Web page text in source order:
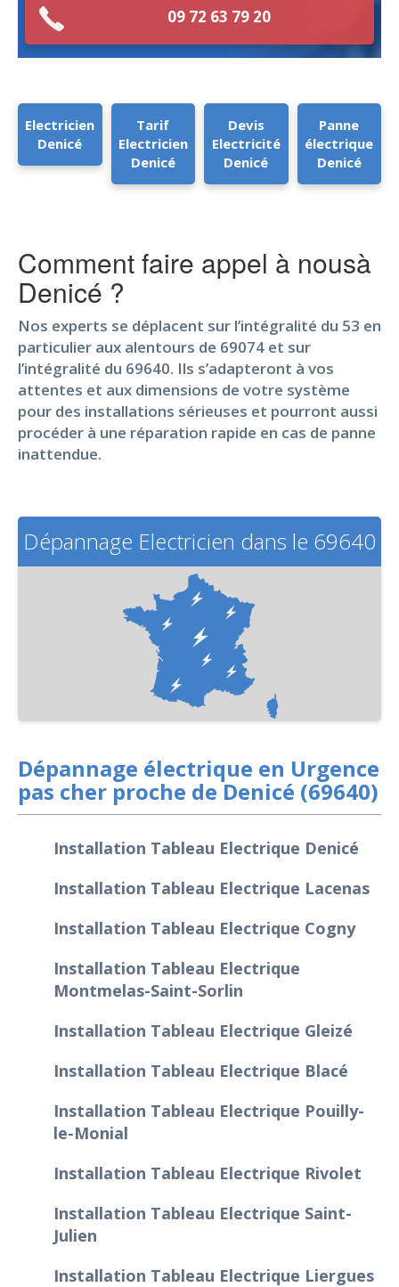
09 72 63 79 20
Electricien
Denicé
Tarif
Electricien
Denicé
Devis
Electricité
Denicé
Panne
électrique
Denicé
Comment faire appel à nousà
Denicé ?
Nos experts se déplacent sur l’intégralité du 53 en
particulier aux alentours de 69074 et sur
l’intégralité du 69640. Ils s’adapteront à vos
attentes et aux dimensions de votre système
pour des installations sérieuses et pourront aussi
procéder à une réparation rapide en cas de panne
inattendue.
Dépannage Electricien dans le 69640
Dépannage électrique en Urgence
pas cher proche de Denicé (69640)
Installation Tableau Electrique Denicé
Installation Tableau Electrique Lacenas
Installation Tableau Electrique Cogny
Installation Tableau Electrique
Montmelas-Saint-Sorlin
Installation Tableau Electrique Gleizé
Installation Tableau Electrique Blacé
Installation Tableau Electrique Pouilly-
le-Monial
Installation Tableau Electrique Rivolet
Installation Tableau Electrique Saint-
Julien
Installation Tableau Electrique Liergues